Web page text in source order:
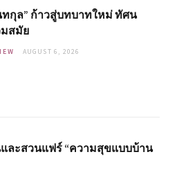
ทกุล” ก้าวสู่บทบาทใหม่ ทัศน
สมัย
AUGUST 6, 2026
ละสวนแฟร์ “ความสุขแบบบ้าน